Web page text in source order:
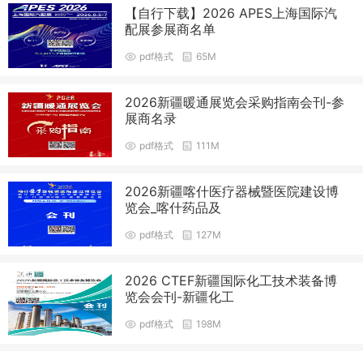
【自行下载】2026 APES上海国际汽
配展参展商名单
pdf格式 65M
2026新疆暖通展览会采购指南会刊-参
展商名录
pdf格式 111M
2026新疆喀什医疗器械暨医院建设博
览会_喀什药品及
pdf格式 127M
2026 CTEF新疆国际化工技术装备博
览会会刊-新疆化工
pdf格式 198M